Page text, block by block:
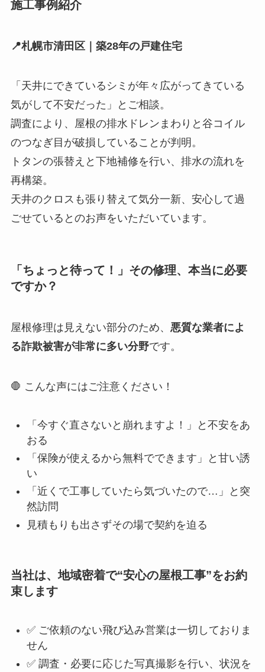
施工事例紹介
📍札幌市清田区｜築28年の戸建住宅
「天井にできているシミが年々広がってきている
気がして不安だった」とご相談。
調査により、屋根の排水ドレンまわりと谷コイル
のつなぎ目が破損していることが判明。
トタンの張替えと下地補修を行い、排水の流れを
再構築。
天井のクロスも張り替えて気分一新、安心して過
ごせているとのお声をいただいています。
「ちょっと待って！」その修理、本当に必要
ですか？
屋根修理は見えない部分のため、 悪質な業者によ
る詐欺被害が非常に多い分野です。
🛑 こんな声にはご注意ください！
「今すぐ直さないと崩れますよ！」と不安をあ
おる
「保険が使えるから無料でできます」と甘い誘
い
「近くで工事していたら気づいたので…」と突
然訪問
見積もりも出さずその場で契約を迫る
当社は、地域密着で“安心の屋根工事”をお約
束します
✅ ご依頼のない飛び込み営業は一切しておりま
せん
✅ 調査・必要に応じた写真撮影を行い、状況を